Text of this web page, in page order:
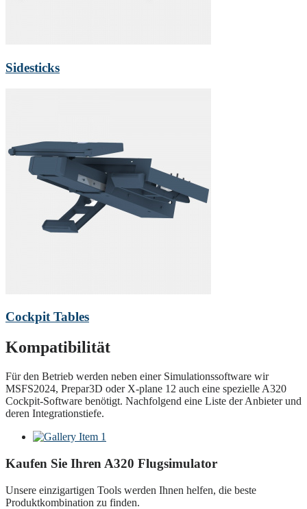
Sidesticks
Cockpit Tables
Kompatibilität
Für den Betrieb werden neben einer Simulationssoftware wir
MSFS2024, Prepar3D oder X-plane 12 auch eine spezielle A320
Cockpit-Software benötigt. Nachfolgend eine Liste der Anbieter und
deren Integrationstiefe.
Kaufen Sie Ihren A320 Flugsimulator
Unsere einzigartigen Tools werden Ihnen helfen, die beste
Produktkombination zu finden.